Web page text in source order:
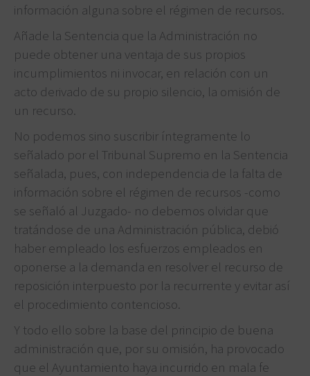
información alguna sobre el régimen de recursos.
Añade la Sentencia que la Administración no
puede obtener una ventaja de sus propios
incumplimientos ni invocar, en relación con un
acto derivado de su propio silencio, la omisión de
un recurso.
No podemos sino suscribir íntegramente lo
señalado por el Tribunal Supremo en la Sentencia
señalada, pues, con independencia de la falta de
información sobre el régimen de recursos -como
se señaló al Juzgado- no debemos olvidar que
tratándose de una Administración pública, debió
haber empleado los esfuerzos empleados en
oponerse a la demanda en resolver el recurso de
reposición interpuesto por la recurrente y evitar así
el procedimiento contencioso.
Y todo ello sobre la base del principio de buena
administración que, por su omisión, ha provocado
que el Ayuntamiento haya incurrido en mala fe